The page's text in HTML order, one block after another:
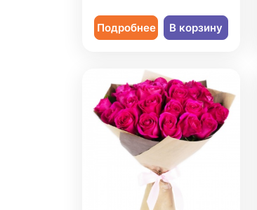
Подробнее В корзину